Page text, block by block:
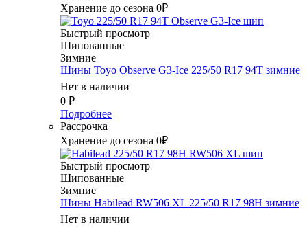
Хранение до сезона 0₽
Быстрый просмотр
Шипованные
Зимние
Шины Toyo Observe G3-Ice 225/50 R17 94T зимние
Нет в наличии
0 ₽
Подробнее
Рассрочка
Хранение до сезона 0₽
Быстрый просмотр
Шипованные
Зимние
Шины Habilead RW506 XL 225/50 R17 98H зимние
Нет в наличии